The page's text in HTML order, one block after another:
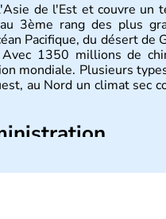
de l'Est et couvre
3ème rang des plus
Pacifique, du désert de
Avec 1350 millions de
mondiale. Plusieurs
au Nord un climat sec